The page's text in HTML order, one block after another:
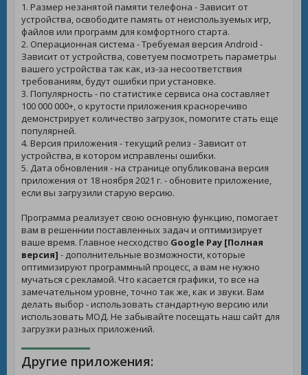
1. Размер незанятой памяти телефона - Зависит от
устройства, освободите память от неиспользуемых игр,
файлов или программ для комфортного старта.
2. Операционная система - Требуемая версия Android -
Зависит от устройства, советуем посмотреть параметры
вашего устройства так как, из-за несоответствия
требованиям, будут ошибки при установке.
3. Популярность - по статистике сервиса она составляет
100 000 000+, о крутости приложения красноречиво
демонстрирует количество загрузок, помогите стать еще
популярней.
4. Версия приложения - текущий релиз - Зависит от
устройства, в котором исправлены ошибки.
5. Дата обновления - на странице опубликована версия
приложения от 18 ноября 2021 г. - обновите приложение,
если вы загрузили старую версию.
Программа реализует свою основную функцию, помогает
вам в решеннии поставленных задач и оптимизирует
ваше время. Главное несходство Google Pay [Полная
версия] - дополнительные возможности, которые
оптимизируют программный процесс, а вам не нужно
мучаться с рекламой. Что касается графики, то все на
замечательном уровне, точно так же, как и звуки. Вам
делать выбор - использовать стандартную версию или
использовать МОД. Не забывайте посещать наш сайт для
загрузки разных приложений.
Другие приложения: